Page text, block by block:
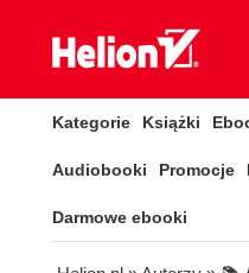
Kategorie Książki
Audiobooki Promocje
Darmowe ebooki